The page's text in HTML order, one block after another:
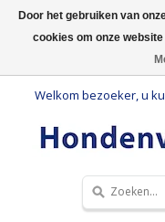
Welkom bezoeker, u
Door het gebruiken van
cookies om onze